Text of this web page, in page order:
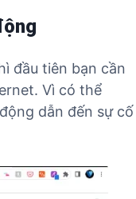
đầu tiên bạn cần
Vì có thể
dẫn đến sự cố